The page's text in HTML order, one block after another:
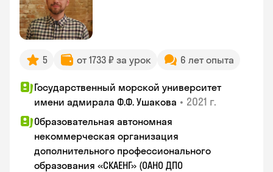
5 от 1733 ₽ за урок 6 лет опыта
Государственный морской университет
имени адмирала Ф.Ф. Ушакова • 2021 г.
Образовательная автономная
некоммерческая организация
дополнительного профессионального
образования «СКАЕНГ» (ОАНО ДПО